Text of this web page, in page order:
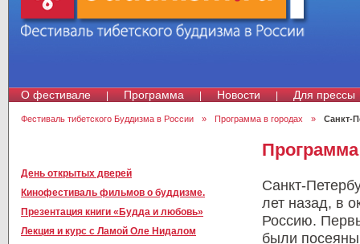
О фестивале | Программа | Новости | Для прессы
Фестиваль тибетского Буддизма в России » Программа в городах » Санкт-
День открытых дверей
Кинофестиваль фильмов о буддизме.
Презентация книги «Будда и любовь»
Лекция и курс с Ламой Оле Нидалом
Санкт-
лет назад, в
Россию.
были посеяны